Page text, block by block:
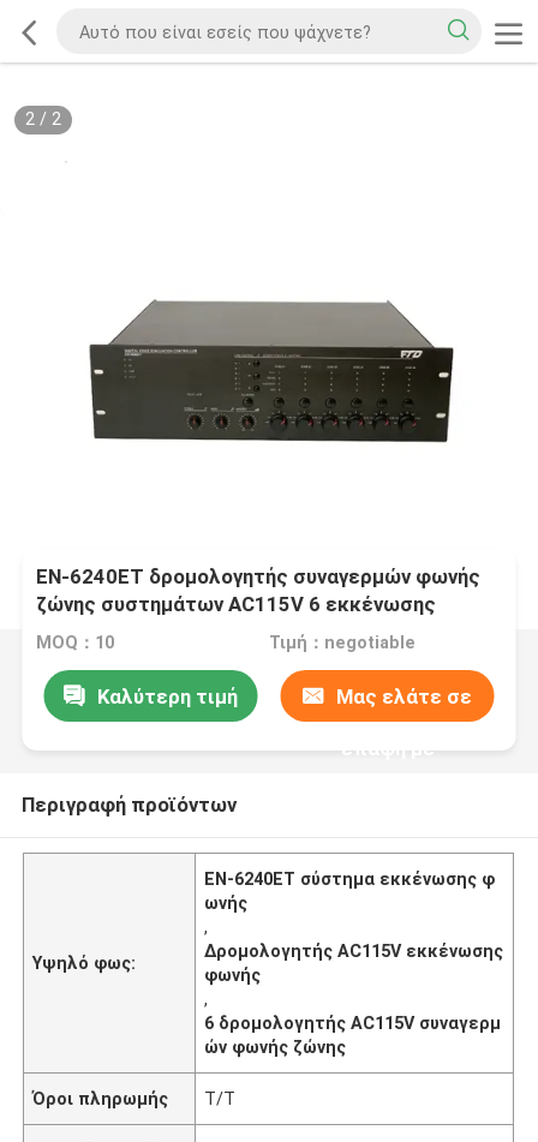
2/ 2
EN-6240ET δρομολογητής συναγερμών φωνής
ζώνης συστημάτων AC115V 6 εκκένωσης
φωνής
MOQ：10 Τιμή：negotiable
Καλύτερη τιμή Μας ελάτε σε
επαφή με
Περιγραφή προϊόντων
Υψηλό φως:
EN-6240ET σύστημα εκκένωσης φ
ωνής
,
Δρομολογητής AC115V εκκένωσης
φωνής
,
6 δρομολογητής AC115V συναγερμ
ών φωνής ζώνης
Όροι πληρωμής T/T